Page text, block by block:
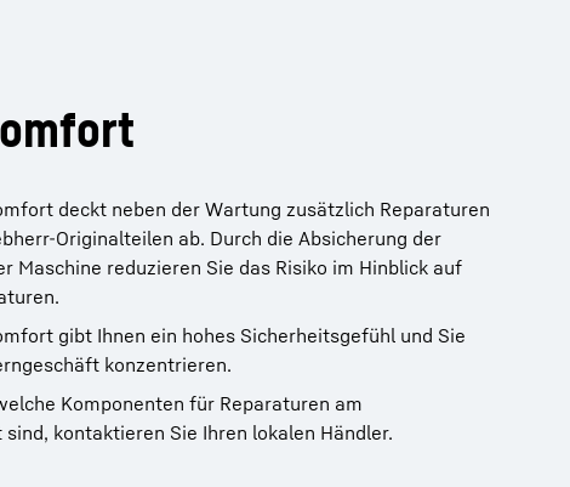
deckt neben der Wartung zusätzlich Reparaturen
Originalteilen ab. Durch die Absicherung der
Maschine reduzieren Sie das Risiko im Hinblick auf
gibt Ihnen ein hohes Sicherheitsgefühl und Sie
konzentrieren.
Komponenten für Reparaturen am
kontaktieren Sie Ihren lokalen Händler.